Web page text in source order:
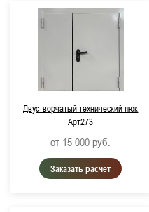
Двустворчатый технический люк
Арт273
от 15 000 руб.
Заказать расчет